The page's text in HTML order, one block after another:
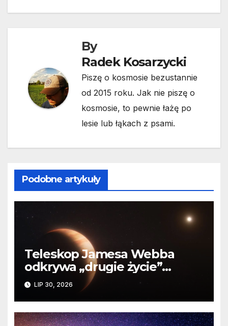
By
Radek Kosarzycki
Piszę o kosmosie bezustannie
od 2015 roku. Jak nie piszę o
kosmosie, to pewnie łażę po
lesie lub łąkach z psami.
Podobne artykuły
Teleskop Jamesa Webba
odkrywa „drugie życie”
planety krążącej wokół
martwej gwiazdy
LIP 30, 2026